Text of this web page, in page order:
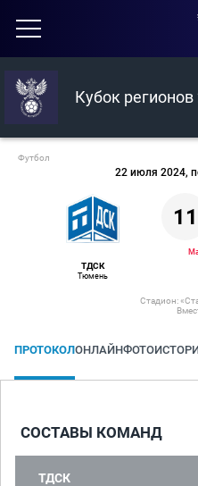
Кубок регионов
Футбол
22 июля 2024,
ТДСК
Тюмень
11
Стадион:
ПРОТОКОЛОНЛАЙНФОТО
СОСТАВЫ КОМАНД
ТДСК